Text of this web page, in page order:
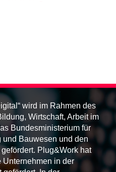
wird im Rahmen des
Wirtschaft, Arbeit im
Bundesministerium für
Bauwesen und den
Plug&Work hat
in der